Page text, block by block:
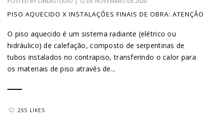
PISO AQUECIDO X INSTALAÇÕES FINAIS DE OBRA: ATENÇÃO
O piso aquecido é um sistema radiante (elétrico ou
hidráulico) de calefação, composto de serpentinas de
tubos instalados no contrapiso, transferindo o calor para
os materiais de piso através de...
255 LIKES